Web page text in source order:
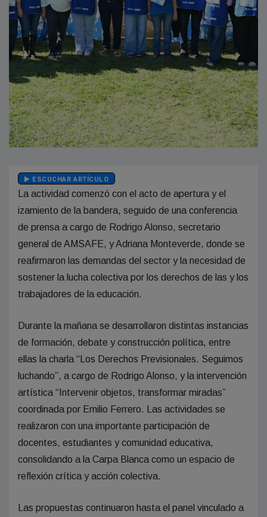
ESCUCHAR ARTÍCULO
La actividad comenzó con el acto de apertura y el
izamiento de la bandera, seguido de una conferencia
de prensa a cargo de Rodrigo Alonso, secretario
general de AMSAFE, y Adriana Monteverde, donde se
reafirmaron las demandas del sector y la necesidad de
sostener la lucha colectiva por los derechos de las y los
trabajadores de la educación.
Durante la mañana se desarrollaron distintas instancias
de formación, debate y construcción política, entre
ellas la charla “Los Derechos Previsionales. Seguimos
luchando”, a cargo de Rodrigo Alonso, y la intervención
artística “Intervenir objetos, transformar miradas”
coordinada por Emilio Ferrero. Las actividades se
realizaron con una importante participación de
docentes, estudiantes y comunidad educativa,
consolidando a la Carpa Blanca como un espacio de
reflexión crítica y acción colectiva.
Las propuestas continuaron hasta el panel vinculado a